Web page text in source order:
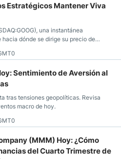
Estratégicos Mantener Viva
una instantánea
dónde se dirige su precio de
la apertura del mercado el 21 de enero
a 322,16, bajando un 2,48% durante
Sentimiento de Aversión al
tras tensiones geopolíticas. Revisa
macro de hoy.
(MMM) Hoy: ¿Cómo
del Cuarto Trimestre de